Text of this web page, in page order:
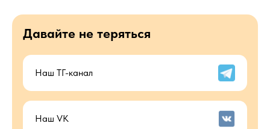
Давайте не теряться
Наш ТГ-канал
Наш VK